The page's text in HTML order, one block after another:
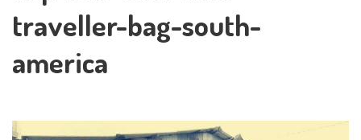
traveller-bag-south-
america